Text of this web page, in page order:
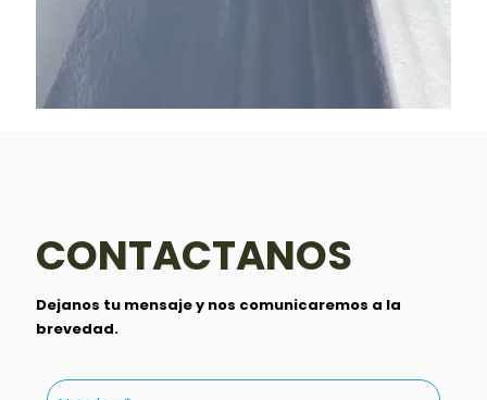
CONTACTANOS
Dejanos tu mensaje y nos comunicaremos a la
brevedad.